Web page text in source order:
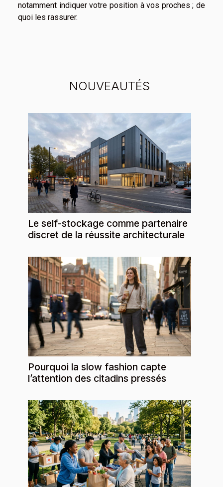
notamment indiquer votre position à vos proches ; de
quoi les rassurer.
NOUVEAUTÉS
Le self-stockage comme partenaire
discret de la réussite architecturale
Pourquoi la slow fashion capte
l’attention des citadins pressés